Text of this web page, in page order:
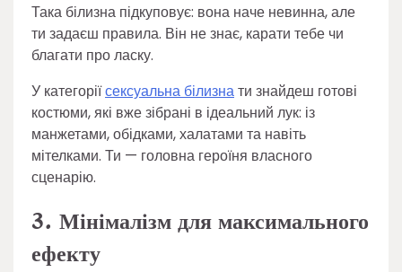
Така білизна підкуповує: вона наче невинна, але
ти задаєш правила. Він не знає, карати тебе чи
благати про ласку.
У категоріїсексуальна білизнати знайдеш готові
костюми, які вже зібрані в ідеальний лук: із
манжетами, обідками, халатами та навіть
мітелками. Ти — головна героїня власного
сценарію.
3. Мінімалізм для максимального
ефекту